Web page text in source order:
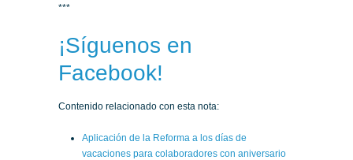
***
¡Síguenos en
Facebook!
Contenido relacionado con esta nota:
Aplicación de la Reforma a los días de
vacaciones para colaboradores con aniversario